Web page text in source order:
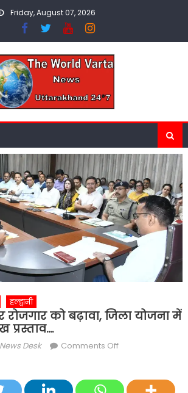
Friday, August 07, 2026
हल्द्वानी
को बढ़ावा, जिला योजना में
प्रस्ताव….
Author
News Desk Comments Offon
और